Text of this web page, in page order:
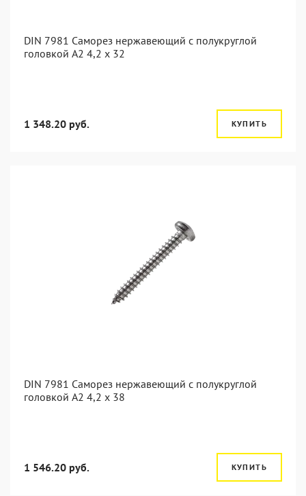
DIN 7981 Саморез нержавеющий с полукруглой
головкой А2 4,2 x 32
1 348.20 руб. КУПИТЬ
DIN 7981 Саморез нержавеющий с полукруглой
головкой А2 4,2 x 38
1 546.20 руб. КУПИТЬ